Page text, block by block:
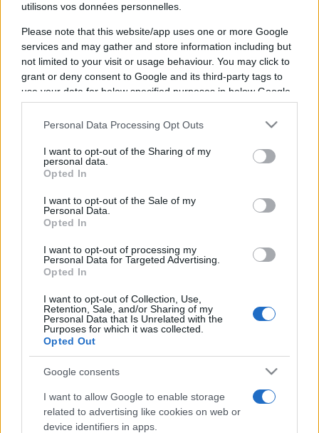
utilisons vos données personnelles.
Please note that this website/app uses one or more Google
services and may gather and store information including but
not limited to your visit or usage behaviour. You may click to
grant or deny consent to Google and its third-party tags to
use your data for below specified purposes in below Google
consent section.
Personal Data Processing Opt Outs
I want to opt-out of the Sharing of my
personal data.
Opted In
I want to opt-out of the Sale of my
Personal Data.
Opted In
I want to opt-out of processing my
Personal Data for Targeted Advertising.
Opted In
I want to opt-out of Collection, Use,
Retention, Sale, and/or Sharing of my
Personal Data that Is Unrelated with the
Purposes for which it was collected.
Opted Out
Google consents
I want to allow Google to enable storage
related to advertising like cookies on web or
device identifiers in apps.
Samedi 28 février 2026
(NUIT DE VENDREDI À SAMEDI)
Oklahoma
City Thunder
Denver
La diffusion du match de basket entre les
équipes
Oklahoma City Thunder
(équipe fondée
en 2008) et Denver Nuggets(équipe fondée en
1967) aura lieusamedi 28 février 2026 à